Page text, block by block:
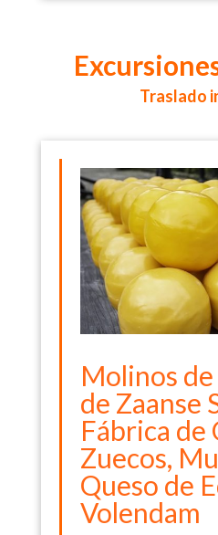
Traslado
Molinos
de Zaanse
Fábrica de
Zuecos,
Queso de
Volendam